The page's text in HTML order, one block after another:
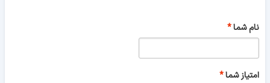
نام شما
امتیاز شما